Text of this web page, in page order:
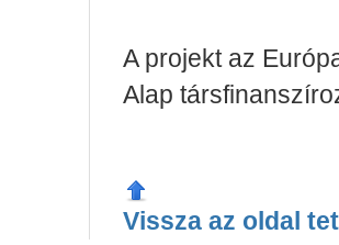
A projekt az
Alap
Vissza az oldal